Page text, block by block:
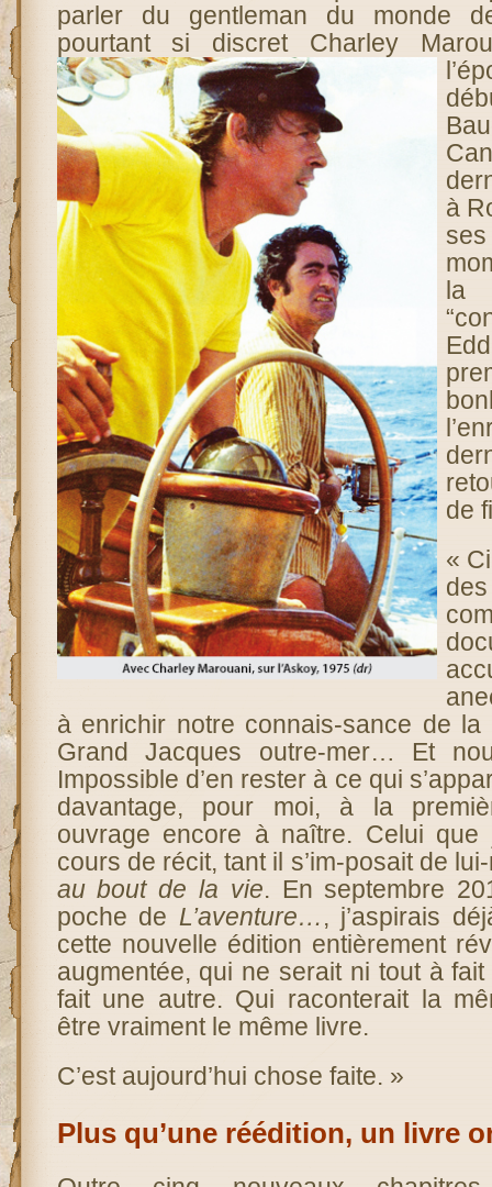
parler du gentleman du monde
pourtant si discret Charley
à
la
de
«
à enrichir notre connais-sance de
Grand Jacques outre-mer… Et
Impossible d’en rester à ce qui
davantage, pour moi, à la
ouvrage encore à naître. Celui que
cours de récit, tant il s’im-posait de
au bout de la vie. En septembre
poche de L’aventure… , j’aspirais
cette nouvelle édition entièrement
augmentée, qui ne serait ni tout à
fait une autre. Qui raconterait la
être vraiment le même livre.
C’est aujourd’hui chose faite. »
Plus qu’une réédition, un livre